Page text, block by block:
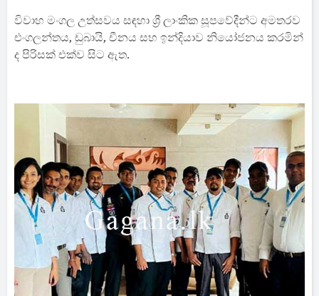
විවාහ මංගල උත්සවය සඳහා ශ්‍රී ලාංකික සූපවේදීන්ට අමතරව
එංගලන්තය, ඩුබායි, චීනය සහ ඉන්දියාව නියෝජනය කරමින්
ද පිරිසක් එක්ව සිට ඇත.